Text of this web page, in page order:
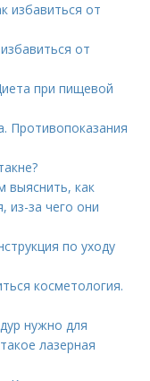
избавиться от
от
при пищевой
Противопоказания
выяснить, как
из-за чего они
по уходу
косметология.
нужно для
лазерная